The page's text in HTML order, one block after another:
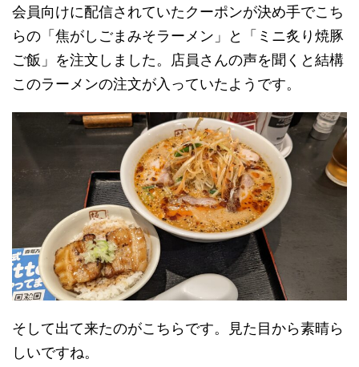
会員向けに配信されていたクーポンが決め手でこち
らの「焦がしごまみそラーメン」と「ミニ炙り焼豚
ご飯」を注文しました。店員さんの声を聞くと結構
このラーメンの注文が入っていたようです。
そして出て来たのがこちらです。見た目から素晴ら
しいですね。